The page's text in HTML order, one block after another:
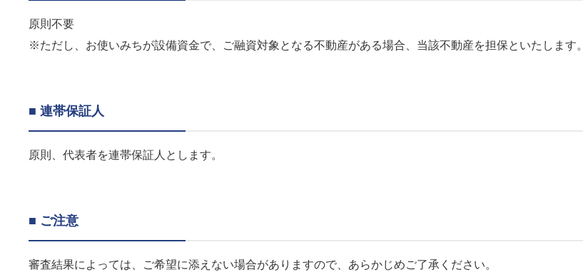
原則不要
※ただし、お使いみちが設備資金で、ご融資対象となる不動産がある場合、当該不動産を担保といたします。
■ 連帯保証人
原則、代表者を連帯保証人とします。
■ ご注意
審査結果によっては、ご希望に添えない場合がありますので、あらかじめご了承ください。